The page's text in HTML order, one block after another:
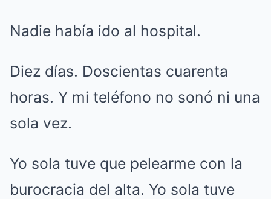
Nadie había ido al hospital.
Diez días. Doscientas cuarenta
horas. Y mi teléfono no sonó ni una
sola vez.
Yo sola tuve que pelearme con la
burocracia del alta. Yo sola tuve